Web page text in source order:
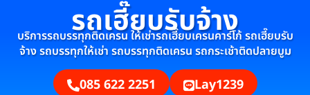
รถเฮี๊ยบรับจ้าง
บริการรถบรรทุกติดเครน ให้เช่ารถเฮี๊ยบเครนคาร์โก้ รถเฮี๊ยบรับ
จ้าง รถบรรทุกให้เช่า รถบรรทุกติดเครน รถกระเช้าติดปลายบูม
085 622 2251 Lay1239